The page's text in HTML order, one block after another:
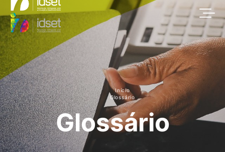
Início
Glossário
Glossário